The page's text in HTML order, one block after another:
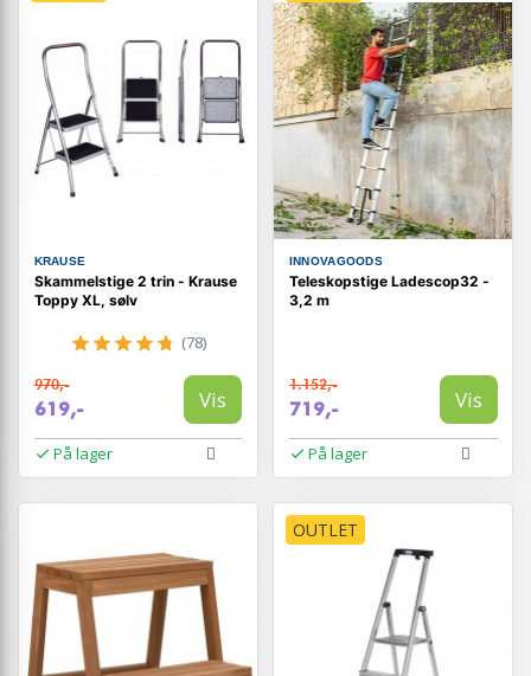
KRAUSE
Skammelstige 2 trin - Krause
Toppy XL, sølv
(78)
970,-
619,- Vis
På lager
INNOVAGOODS
Teleskopstige Ladescop32 -
3,2 m
1.152,-
719,- Vis
På lager
OUTLET